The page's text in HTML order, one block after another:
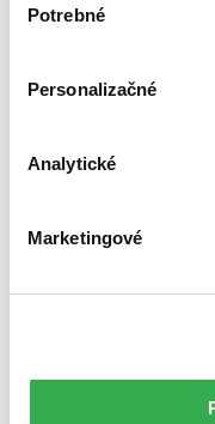
nám pomohlo, keby
súhlasu
Potrebné
Personalizačné
Analytické
Marketingové